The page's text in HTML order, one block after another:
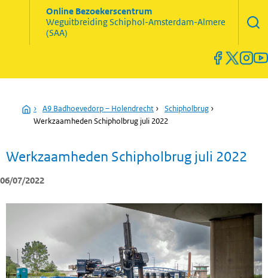
Online Bezoekerscentrum
WeguitbreidingSchiphol-Amsterdam-Almere
(SAA)
Home
› A9 Badhoevedorp – Holendrecht › Schipholbrug ›
Werkzaamheden Schipholbrug juli 2022
Werkzaamheden Schipholbrug juli 2022
06/07/2022